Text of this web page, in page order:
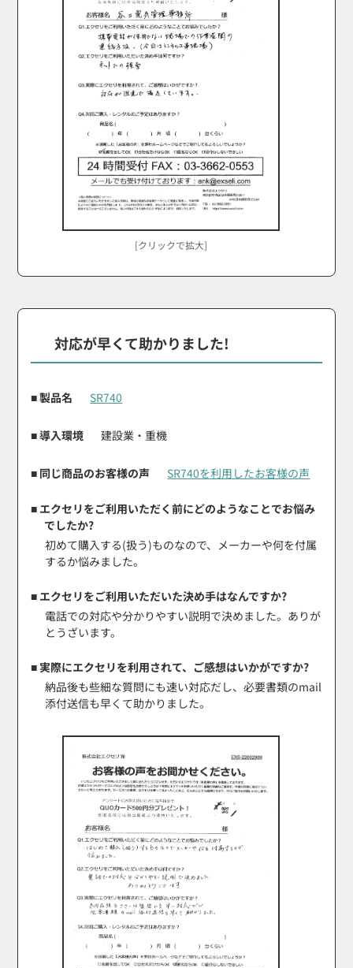
[クリックで拡大]
対応が早くて助かりました!
■ 製品名 SR740
■ 導入環境 建設業・重機
■ 同じ商品のお客様の声 SR740を利用したお客様の声
■ エクセリをご利用いただく前にどのようなことでお悩み
でしたか?
初めて購入する(扱う)ものなので、メーカーや何を付属
するか悩みました。
■ エクセリをご利用いただいた決め手はなんですか?
電話での対応や分かりやすい説明で決めました。ありが
とうざいます。
■ 実際にエクセリを利用されて、ご感想はいかがですか?
納品後も些細な質問にも速い対応だし、必要書類のmail
添付送信も早くて助かりました。